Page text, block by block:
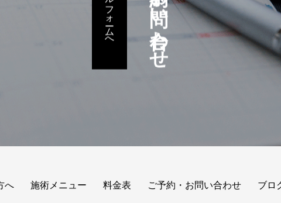
へ 施術メニュー 料金表 ご予約・お問い合わせ ブロ